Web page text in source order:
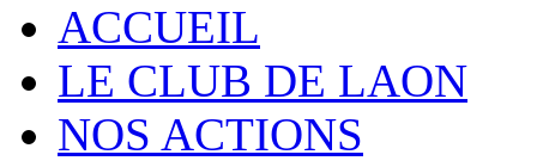
ACCUEIL
LE CLUB DE LAON
NOS ACTIONS